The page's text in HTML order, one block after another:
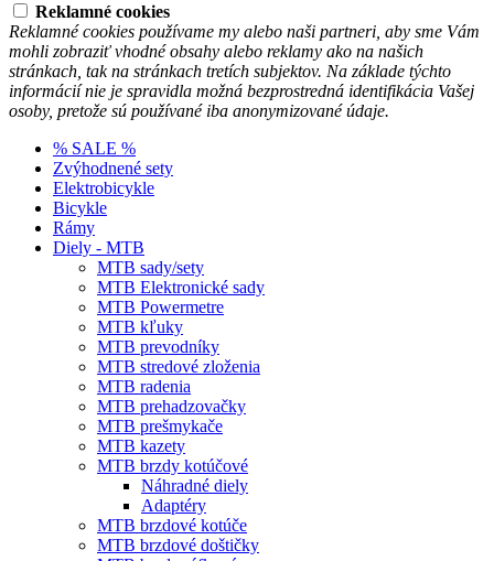
Reklamné cookies
Reklamné cookies používame my alebo naši partneri, aby sme Vám
mohli zobraziť vhodné obsahy alebo reklamy ako na našich
stránkach, tak na stránkach tretích subjektov. Na základe týchto
informácií nie je spravidla možná bezprostredná identifikácia Vašej
osoby, pretože sú používané iba anonymizované údaje.
% SALE %
Zvýhodnené sety
Elektrobicykle
Bicykle
Rámy
Diely - MTB
MTB sady/sety
MTB Elektronické sady
MTB Powermetre
MTB kľuky
MTB prevodníky
MTB stredové zloženia
MTB radenia
MTB prehadzovačky
MTB prešmykače
MTB kazety
MTB brzdy kotúčové
Náhradné diely
Adaptéry
MTB brzdové kotúče
MTB brzdové doštičky